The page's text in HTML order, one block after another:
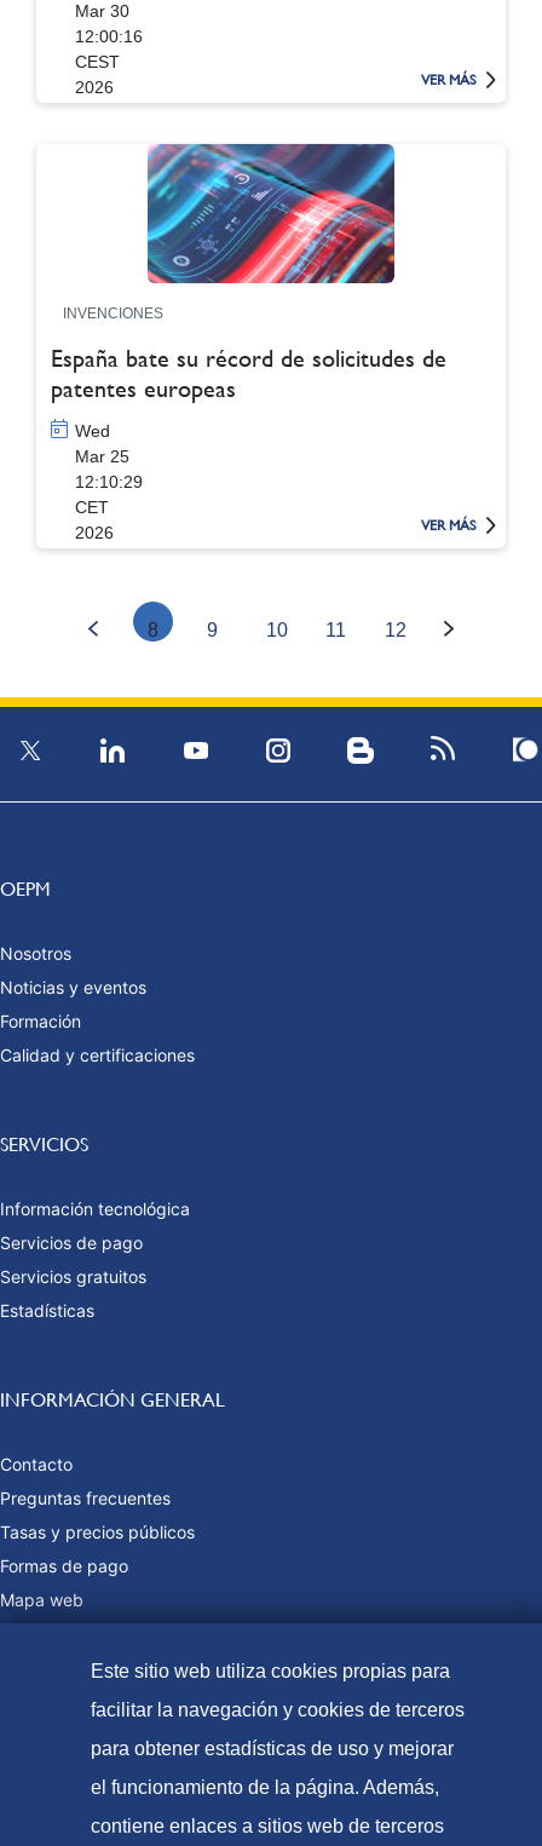
Mar 30
12:00:16
CEST
2026
VER MÁS
INVENCIONES
España bate su récord de solicitudes de
patentes europeas
Wed
Mar 25
12:10:29
CET
2026
VER MÁS
8 9 10 11 12
OEPM
Nosotros
Noticias y eventos
Formación
Calidad y certificaciones
SERVICIOS
Información tecnológica
Servicios de pago
Servicios gratuitos
Estadísticas
INFORMACIÓN GENERAL
Contacto
Preguntas frecuentes
Tasas y precios públicos
Formas de pago
Mapa web
© Oficina Española de Patentes y Marcas, 2023
Accesibilidad
Aviso Legal
Política de Cookies
Este sitio web utiliza cookies propias para
facilitar la navegación y cookies de terceros
para obtener estadísticas de uso y mejorar
el funcionamiento de la página. Además,
contiene enlaces a sitios web de terceros